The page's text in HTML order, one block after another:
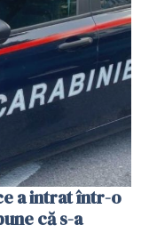
a intrat într-o
că s-a